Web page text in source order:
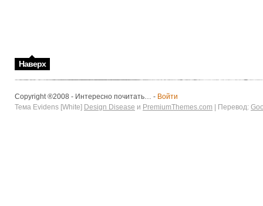
Наверх
Copyright ®2008 - Интересно почитать… - Войти
Тема Evidens [White] Design Disease и PremiumThemes.com | Перевод: